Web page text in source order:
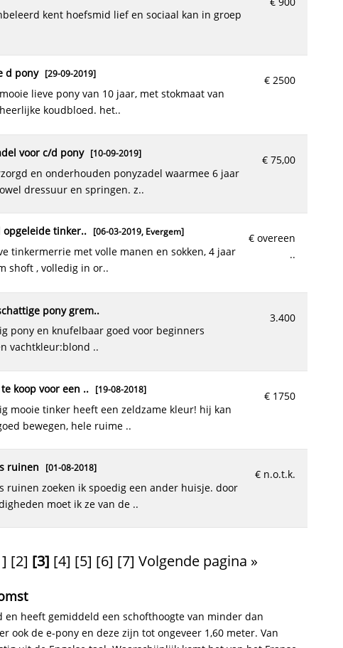
€ 2500
d pony[29-09-2019]
koudbloed. het..
€ 75,00
voor c/d pony[10-09-2019]
dressuur en springen. z..
€ overeen
..
opgeleide tinker.. [06-03-2019, Evergem]
shoft , volledig in or..
3.400
pony grem..
vachtkleur:blond ..
€ 1750
te koop voor een .. [19-08-2018]
bewegen, hele ruime ..
€ n.o.t.k.
ruinen [01-08-2018]
moet ik ze van de ..
[2] [3] [4] [5] [6] [7] Volgende pagina »
en heeft gemiddeld een schofthoogte van minder dan
ook de e-pony en deze zijn tot ongeveer 1,60 meter. Van